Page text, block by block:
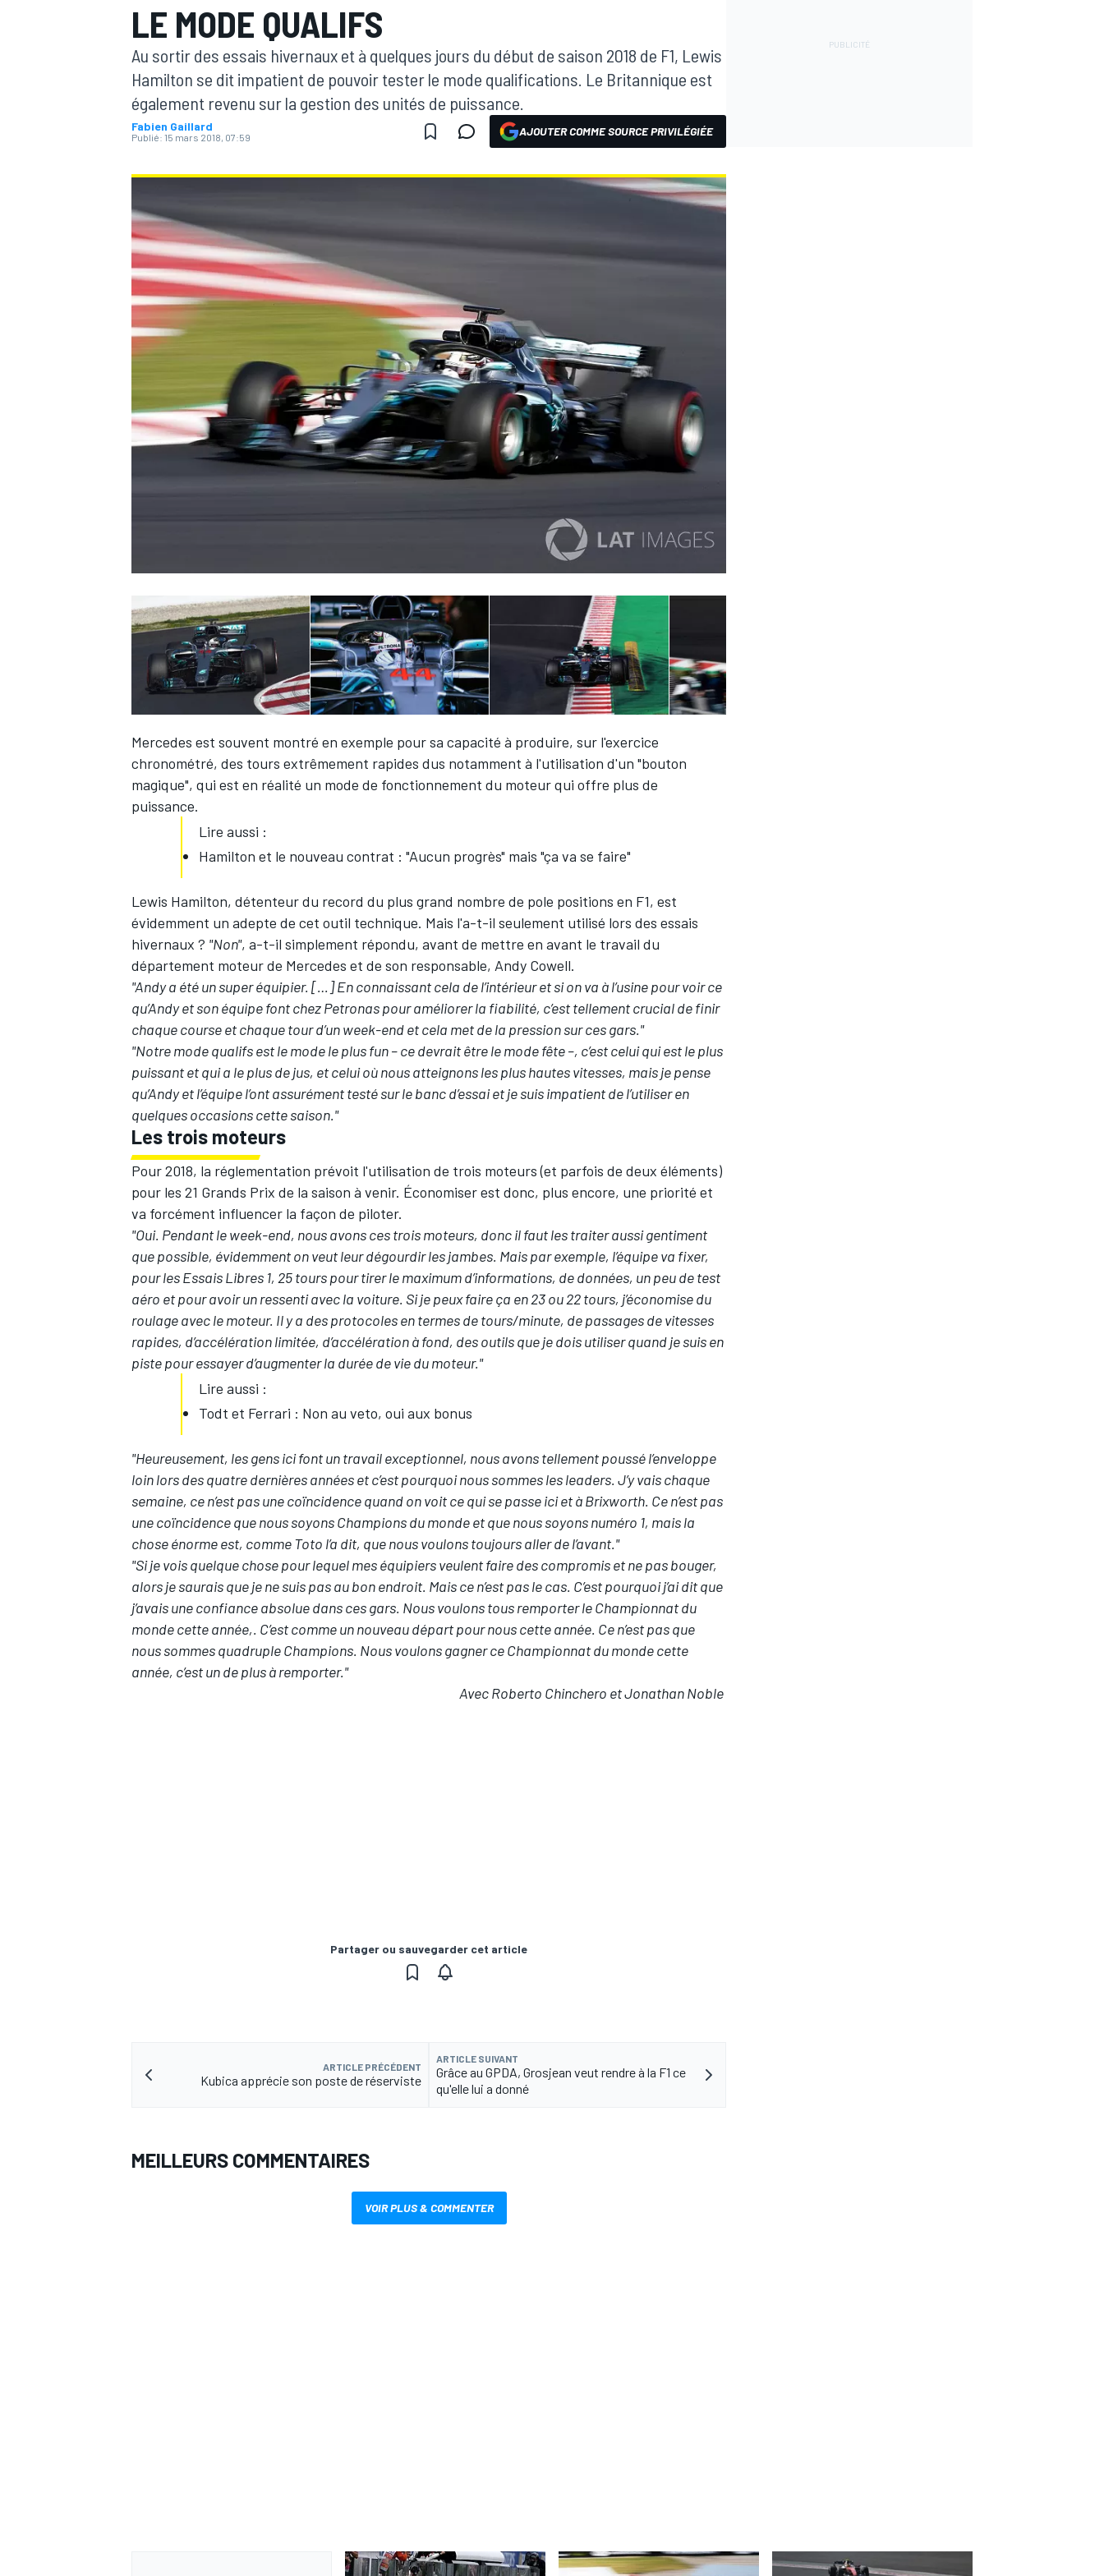
MOTOGP
WRC
WEC
AUTRES CHAMPIONNATS
LE MODE QUALIFS
Au sortir des essais hivernaux et à quelques jours du début de saison 2018 de F1, Lewis
Hamilton se dit impatient de pouvoir tester le mode qualifications. Le Britannique est
également revenu sur la gestion des unités de puissance.
Fabien Gaillard
Publié: 15 mars 2018, 07:59 AJOUTER COMME SOURCE PRIVILÉGIÉE
Mercedes est souvent montré en exemple pour sa capacité à produire, sur l'exercice
chronométré, des tours extrêmement rapides dus notamment à l'utilisation d'un "bouton
magique", qui est en réalité un mode de fonctionnement du moteur qui offre plus de
puissance.
Lire aussi :
Hamilton et le nouveau contrat : "Aucun progrès" mais "ça va se faire"
Lewis Hamilton, détenteur du record du plus grand nombre de pole positions en F1, est
évidemment un adepte de cet outil technique. Mais l'a-t-il seulement utilisé lors des essais
hivernaux ? "Non", a-t-il simplement répondu, avant de mettre en avant le travail du
département moteur de Mercedes et de son responsable, Andy Cowell.
"Andy a été un super équipier. […] En connaissant cela de l’intérieur et si on va à l’usine pour voir ce
qu’Andy et son équipe font chez Petronas pour améliorer la fiabilité, c’est tellement crucial de finir
chaque course et chaque tour d’un week-end et cela met de la pression sur ces gars."
"Notre mode qualifs est le mode le plus fun – ce devrait être le mode fête –, c’est celui qui est le plus
puissant et qui a le plus de jus, et celui où nous atteignons les plus hautes vitesses, mais je pense
qu’Andy et l’équipe l’ont assurément testé sur le banc d’essai et je suis impatient de l’utiliser en
quelques occasions cette saison."
Les trois moteurs
Pour 2018, la réglementation prévoit l'utilisation de trois moteurs (et parfois de deux éléments)
pour les 21 Grands Prix de la saison à venir. Économiser est donc, plus encore, une priorité et
va forcément influencer la façon de piloter.
"Oui. Pendant le week-end, nous avons ces trois moteurs, donc il faut les traiter aussi gentiment
que possible, évidemment on veut leur dégourdir les jambes. Mais par exemple, l’équipe va fixer,
pour les Essais Libres 1, 25 tours pour tirer le maximum d’informations, de données, un peu de test
aéro et pour avoir un ressenti avec la voiture. Si je peux faire ça en 23 ou 22 tours, j’économise du
roulage avec le moteur. Il y a des protocoles en termes de tours/minute, de passages de vitesses
rapides, d’accélération limitée, d’accélération à fond, des outils que je dois utiliser quand je suis en
piste pour essayer d’augmenter la durée de vie du moteur."
Lire aussi :
Todt et Ferrari : Non au veto, oui aux bonus
"Heureusement, les gens ici font un travail exceptionnel, nous avons tellement poussé l’enveloppe
loin lors des quatre dernières années et c’est pourquoi nous sommes les leaders. J’y vais chaque
semaine, ce n’est pas une coïncidence quand on voit ce qui se passe ici et à Brixworth. Ce n’est pas
une coïncidence que nous soyons Champions du monde et que nous soyons numéro 1, mais la
chose énorme est, comme Toto l’a dit, que nous voulons toujours aller de l’avant."
"Si je vois quelque chose pour lequel mes équipiers veulent faire des compromis et ne pas bouger,
alors je saurais que je ne suis pas au bon endroit. Mais ce n’est pas le cas. C’est pourquoi j’ai dit que
j’avais une confiance absolue dans ces gars. Nous voulons tous remporter le Championnat du
monde cette année,. C’est comme un nouveau départ pour nous cette année. Ce n’est pas que
nous sommes quadruple Champions. Nous voulons gagner ce Championnat du monde cette
année, c’est un de plus à remporter."
Avec Roberto Chinchero et Jonathan Noble
Partager ou sauvegarder cet article
ARTICLE PRÉCÉDENT
Kubica apprécie son poste de réserviste
ARTICLE SUIVANT
Grâce au GPDA, Grosjean veut rendre à la F1 ce
qu'elle lui a donné
MEILLEURS COMMENTAIRES
VOIR PLUS & COMMENTER